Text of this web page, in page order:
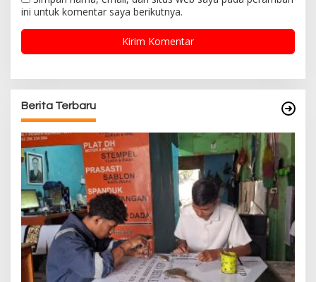
ini untuk komentar saya berikutnya.
Berita Terbaru